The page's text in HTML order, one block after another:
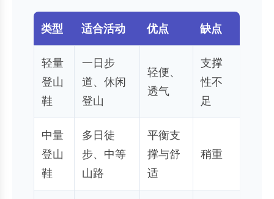
类型 适合活动 优点 缺点
轻量
登山
鞋
一日步
道、休闲
登山
轻便、
透气
支撑
性不
足
中量
登山
鞋
多日徒
步、中等
山路
平衡支
撑与舒
适
稍重